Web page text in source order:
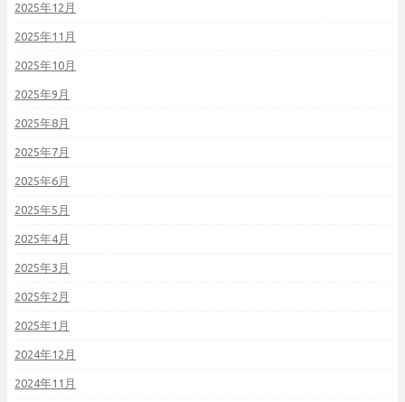
2025年12月
2025年11月
2025年10月
2025年9月
2025年8月
2025年7月
2025年6月
2025年5月
2025年4月
2025年3月
2025年2月
2025年1月
2024年12月
2024年11月